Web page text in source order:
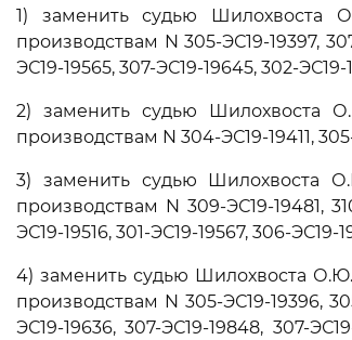
1) заменить судью Шилохвоста
производствам N 305-ЭС19-19397,
ЭС19-19565, 307-ЭС19-19645, 302-
2) заменить судью Шилохвоста
производствам N 304-ЭС19-19411,
3) заменить судью Шилохвоста
производствам N 309-ЭС19-19481,
ЭС19-19516, 301-ЭС19-19567, 306-ЭС19-
4) заменить судью Шилохвоста
производствам N 305-ЭС19-19396,
ЭС19-19636, 307-ЭС19-19848, 307-